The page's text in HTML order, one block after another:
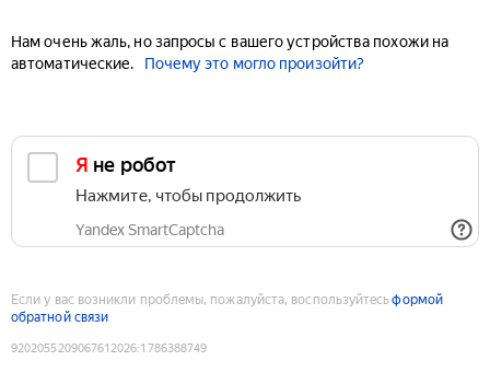
Нам очень жаль, но запросы с вашего устройства похожи на
автоматические.
Почему это могло произойти?
Я не робот
Нажмите, чтобы продолжить
Yandex SmartCaptcha
Если у вас возникли проблемы, пожалуйста, воспользуйтесьформой
обратной связи
9202055209067612026:1786388749